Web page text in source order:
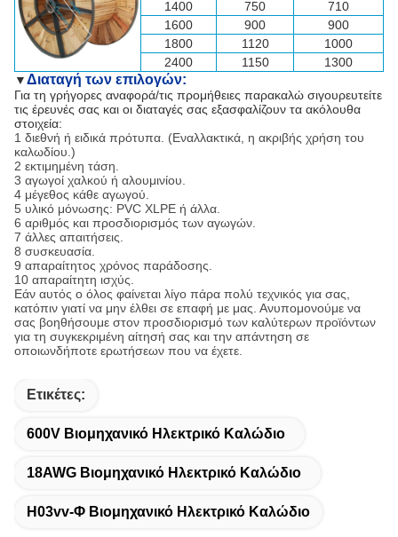
1400 750
710
1600
900
900
1800
1120
1000
2400
1150
1300
▼Διαταγή των επιλογών:
Για τη γρήγορες αναφορά/τις προμήθειες παρακαλώ σιγουρευτείτε
τις έρευνές σας και οι διαταγές σας εξασφαλίζουν τα ακόλουθα
στοιχεία:
1 διεθνή ή ειδικά πρότυπα. (Εναλλακτικά, η ακριβής χρήση του
καλωδίου.)
2 εκτιμημένη τάση.
3 αγωγοί χαλκού ή αλουμινίου.
4 μέγεθος κάθε αγωγού.
5 υλικό μόνωσης: PVC XLPE ή άλλα.
6 αριθμός και προσδιορισμός των αγωγών.
7 άλλες απαιτήσεις.
8 συσκευασία.
9 απαραίτητος χρόνος παράδοσης.
10 απαραίτητη ισχύς.
Εάν αυτός ο όλος φαίνεται λίγο πάρα πολύ τεχνικός για σας,
κατόπιν γιατί να μην έλθει σε επαφή με μας. Ανυπομονούμε να
σας βοηθήσουμε στον προσδιορισμό των καλύτερων προϊόντων
για τη συγκεκριμένη αίτησή σας και την απάντηση σε
οποιωνδήποτε ερωτήσεων που να έχετε.
Ετικέτες:
600V Βιομηχανικό Ηλεκτρικό Καλώδιο
18AWG Βιομηχανικό Ηλεκτρικό Καλώδιο
H03vv-Φ Βιομηχανικό Ηλεκτρικό Καλώδιο